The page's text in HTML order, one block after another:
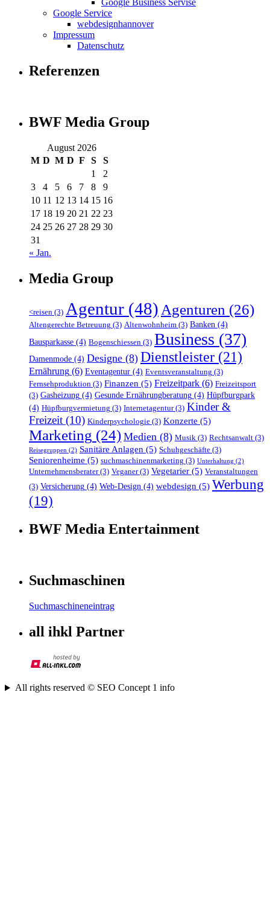
Google Service
webdesignhannover
Impressum
Datenschutz
Referenzen
BWF Media Group
August 2026
M D M D F S
S
1
2
3
4 5 6 7 8
9
10 11 12 13 14 15 16
17 18 19 20 21 22 23
24 25 26 27 28 29 30
31
« Jan.
Media Group
<reisen (3) Agentur (48) Agenturen (26)
Altengerechte Betreuung (3) Altenwohnheim (3) Banken (4)
Bausparkasse (4) Bogenschiessen (3) Business (37)
Damenmode (4) Designe (8) Dienstleister (21)
Ernährung (6) Eventagentur (4) Eventsveranstaltung (3)
Fernsehproduktion (3) Finanzen (5) Freizeitpark (6) Freizeitsport
(3) Gasheizung (4) Gesunde Ernährungberatung (4) Hüpfburgpark
(4) Hüpfburgvermietung (3) Internetagentur(3) Kinder &
Freizeit (10) Kinderpsychologie (3) Konzerte (5)
Marketing (24) Medien (8) Musik (3) Rechtsanwalt (3)
Reisegruppen (2) Sanitäre Anlagen (5) Schuhgeschäfte (3)
Seniorenheime (5) suchmaschinenmarketing (3) Unterhaltung (2)
Unternehmensberater(3) Veganer(3) Vegetarier (5) Veranstaltungen
(3) Versicherung (4) Web-Design (4) webdesign (5) Werbung
(19)
BWF Media Entertainment
Suchmaschinen
Suchmaschineneintrag
all ihkl Partner
All rights reserved © SEO Concept 1 info